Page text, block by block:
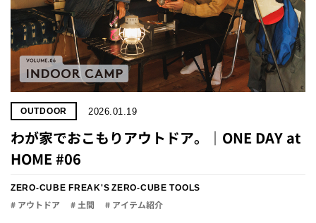
OUTDOOR 2026.01.19
わが家でおこもりアウトドア。｜ONE DAY at
HOME #06
ZERO-CUBE FREAK'S ZERO-CUBE TOOLS
# アウトドア # 土間 # アイテム紹介